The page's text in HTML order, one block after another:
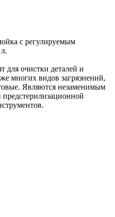
с регулируемым
для очистки деталей и
многих видов загрязнений,
Являются незаменимым